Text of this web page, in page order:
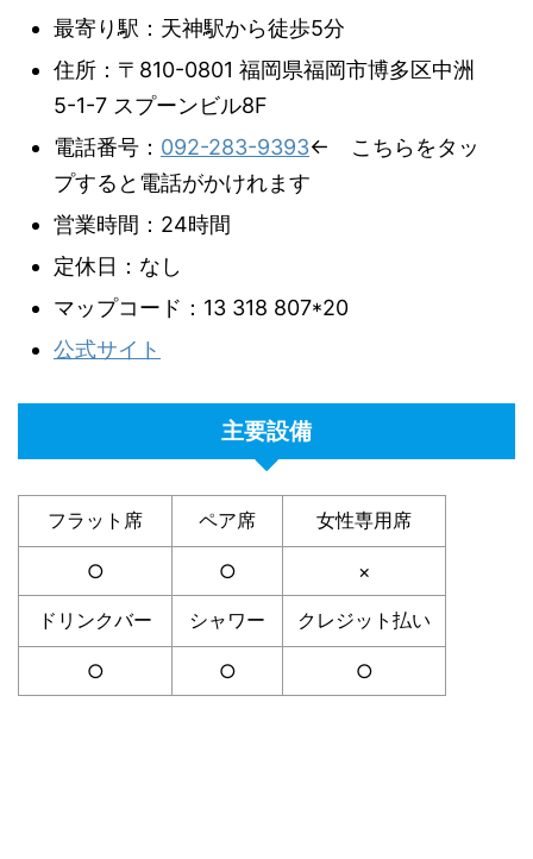
最寄り駅：天神駅から徒歩5分
住所：〒810-0801 福岡県福岡市博多区中洲
5-1-7 スプーンビル8F
電話番号： 092-283-9393← こちらをタッ
プすると電話がかけれます
営業時間：24時間
定休日：なし
マップコード：13 318 807*20
公式サイト
主要設備
フラット席 ペア席 女性専用席
○ ○ ×
ドリンクバー シャワー クレジット払い
○ ○ ○